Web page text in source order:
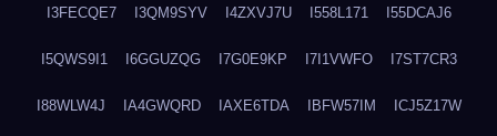
I3FECQE7 I3QM9SYV I4ZXVJ7U I558L171 I55DCAJ6
I5QWS9I1 I6GGUZQG I7G0E9KP I7I1VWFO I7ST7CR3
I88WLW4J IA4GWQRD IAXE6TDA IBFW57IM ICJ5Z17W